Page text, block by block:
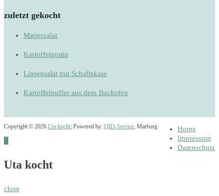
zuletzt gekocht
Matjessalat
Kartoffelgratin
Linsensalat mit Schaftskäse
Kartoffelpuffer aus dem Backofen
Copyright © 2026 Uta kocht; Powered by: QID-Service, Marburg
Home
Impressum
Datenschutz
Uta kocht
close